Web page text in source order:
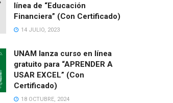
línea de “Educación
Financiera” (Con Certificado)
14 JULIO, 2023
UNAM lanza curso en línea
gratuito para “APRENDER A
USAR EXCEL” (Con
Certificado)
18 OCTUBRE, 2024